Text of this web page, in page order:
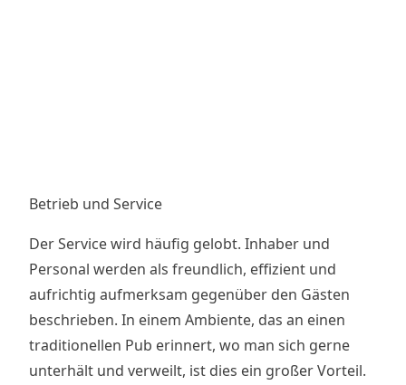
Betrieb und Service
Der Service wird häufig gelobt. Inhaber und
Personal werden als freundlich, effizient und
aufrichtig aufmerksam gegenüber den Gästen
beschrieben. In einem Ambiente, das an einen
traditionellen Pub erinnert, wo man sich gerne
unterhält und verweilt, ist dies ein großer Vorteil.